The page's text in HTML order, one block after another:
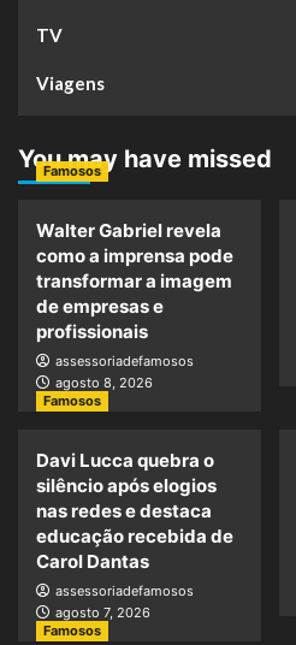
TV
Viagens
You may have missed
Famosos
Walter Gabriel revela
como a imprensa pode
transformar a imagem
de empresas e
profissionais
assessoriadefamosos
agosto 8, 2026
Famosos
Davi Lucca quebra o
silêncio após elogios
nas redes e destaca
educação recebida de
Carol Dantas
assessoriadefamosos
agosto 7, 2026
Famosos